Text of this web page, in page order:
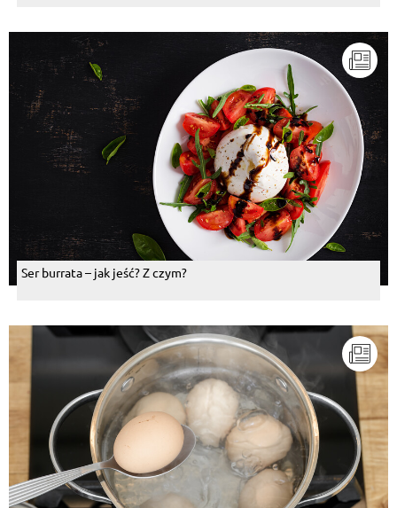
Ser burrata – jak jeść? Z czym?